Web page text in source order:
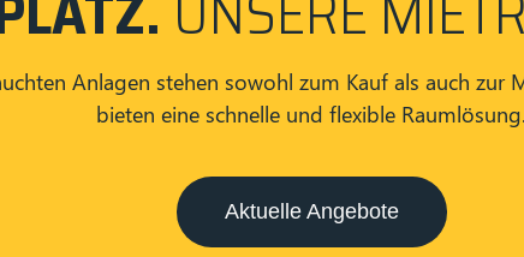
Anlagen stehen sowohl zum Kauf als auch zur
bieten eine schnelle und flexible Raumlösung.
Aktuelle Angebote